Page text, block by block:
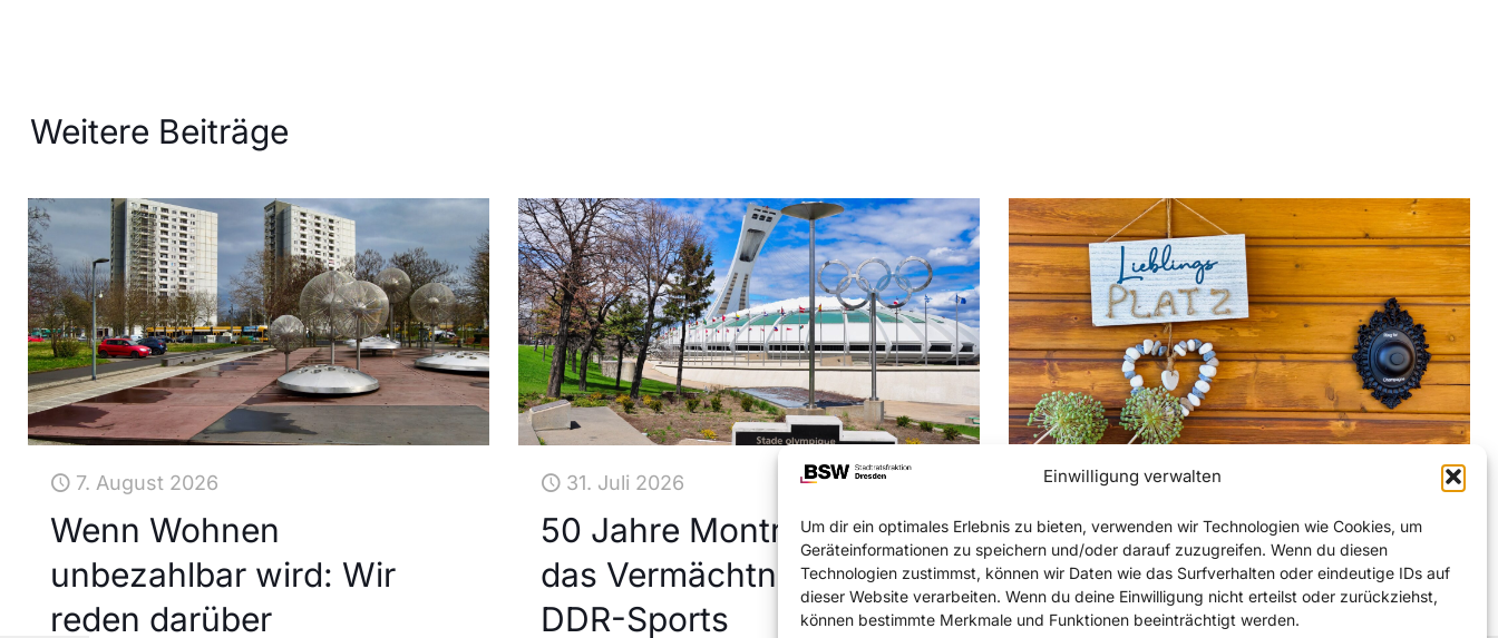
Einwilligung verwalten
Um dir ein optimales Erlebnis zu bieten, verwenden wir Technologien wie Cookies, um
Geräteinformationen zu speichern und/oder darauf zuzugreifen. Wenn du diesen
Technologien zustimmst, können wir Daten wie das Surfverhalten oder eindeutige IDs auf
dieser Website verarbeiten. Wenn du deine Einwilligung nicht erteilst oder zurückziehst,
können bestimmte Merkmale und Funktionen beeinträchtigt werden.
Weitere Beiträge
7. August 2026
Wenn Wohnen
unbezahlbar wird: Wir
reden darüber
31. Juli 2026
50 Jahre Montreal und
das Vermächtnis des
DDR-Sports
30. Juli 2026
Kleingärten in Dresden: Es
könnte alles so schön sein